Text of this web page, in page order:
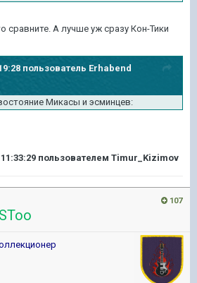
сравните. А лучше уж сразу Кон-Тики
пользователь Erhabend
Микасы и эсминцев:
пользователем Timur_Kizimov
107